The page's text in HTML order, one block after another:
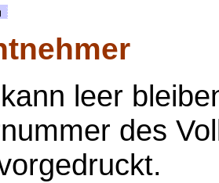
leer
des